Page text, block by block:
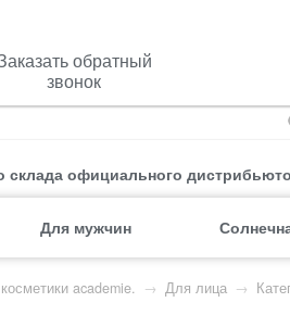
обратный
звонок
склада официального
Для мужчин
academie. → Для лица →